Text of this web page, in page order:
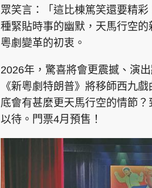
眾笑言：「這比棟篤笑還要精
種緊貼時事的幽默，天馬行空
粵劇變革的初衷。
2026年，驚喜將會更震撼、演
《新粵劇特朗普》將移師西九
底會有甚麼更天馬行空的情節
以待。門票4月預售！